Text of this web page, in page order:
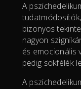
A
bizonyos
nagyon
és emocionális
pedig sokfélék
A